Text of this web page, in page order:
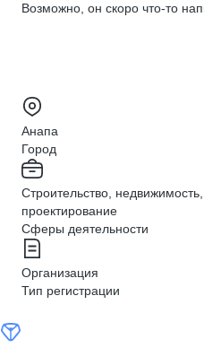
Возможно, он скоро что‑то
Анапа
Город
Строительство, недвижимость,
проектирование
Сферы деятельности
Организация
Тип регистрации